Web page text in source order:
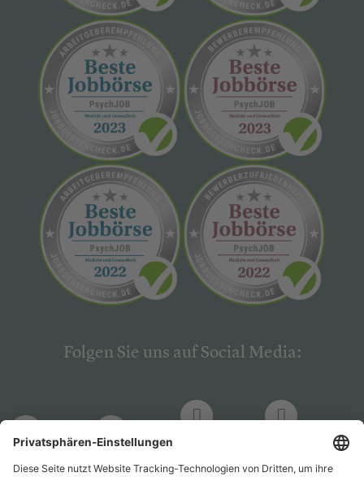
Folgen Sie uns auf Social Media: